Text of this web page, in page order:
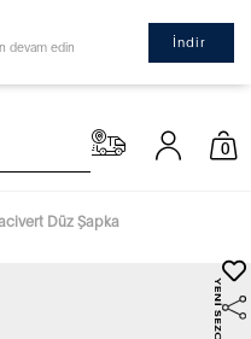
devam edin İndir
0
Düz Şapka